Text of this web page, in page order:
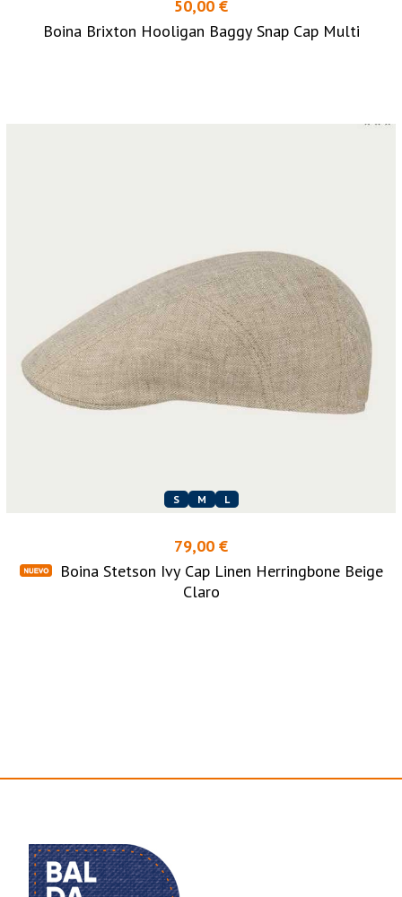
50,00 €
Boina Brixton Hooligan Baggy Snap Cap Multi
S M L
79,00 €
Boina Stetson Ivy Cap Linen Herringbone Beige
Claro